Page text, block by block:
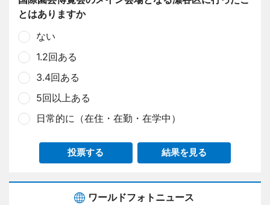
とはありますか
ない
1.2回ある
3.4回ある
5回以上ある
日常的に（在住・在勤・在学中）
投票する 結果を見る
ワールドフォトニュース